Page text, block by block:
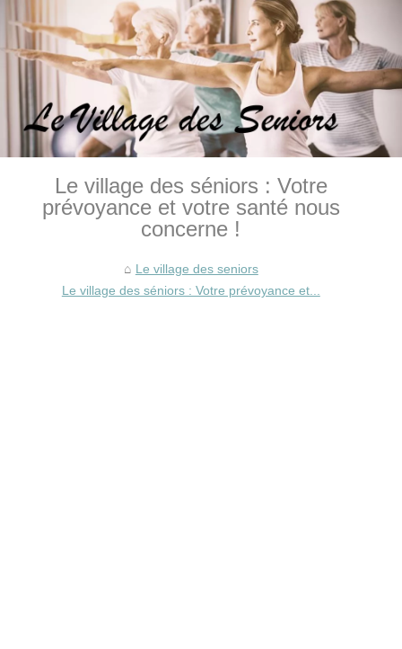
Le village des séniors : Votre
prévoyance et votre santé nous
concerne !
Le village des seniors
Le village des séniors : Votre prévoyance et...